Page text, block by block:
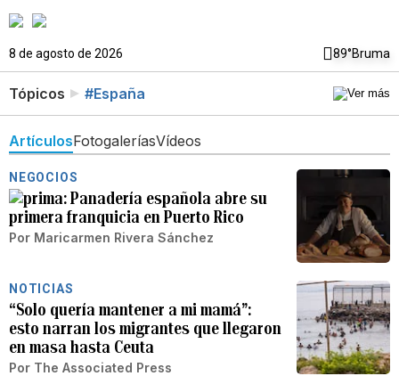
8 de agosto de 2026 89°Bruma
Tópicos #España
ArtículosFotogaleríasVídeos
NEGOCIOS
Panadería española abre su
primera franquicia en Puerto Rico
Por Maricarmen Rivera Sánchez
NOTICIAS
“Solo quería mantener a mi mamá”:
esto narran los migrantes que llegaron
en masa hasta Ceuta
Por The Associated Press